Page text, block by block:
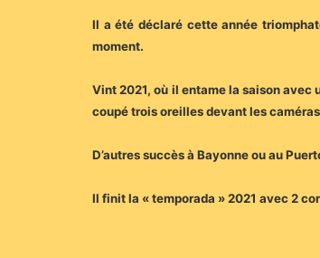
Il a été déclaré cette année
moment.
Vint 2021, où il entame la saison avec
coupé trois oreilles devant les
D’autres succès à Bayonne ou au
Il finit la « temporada » 2021 avec 2